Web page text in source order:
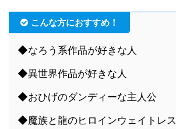
こんな方におすすめ！
◆なろう系作品が好きな人
◆異世界作品が好きな人
◆おひげのダンディーな主人公
◆魔族と龍のヒロインウェイトレス